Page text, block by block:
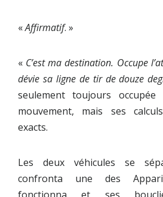
«Affirmatif. »
« C’est ma destination. Occupe
dévie sa ligne de tir de douze
seulement toujours occupée
mouvement, mais ses
exacts.
Les deux véhicules se
confronta une des